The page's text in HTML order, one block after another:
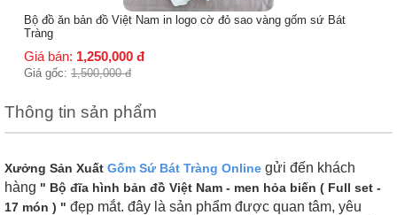
Thông tin sản phẩm
Xưởng Sản Xuất Gốm Sứ Bát Tràng Online gửi đến khách
hàng " Bộ đĩa hình bản đồ Việt Nam - men hỏa biến ( Full set -
17 món ) " đẹp mắt. đây là sản phẩm được quan tâm, yêu